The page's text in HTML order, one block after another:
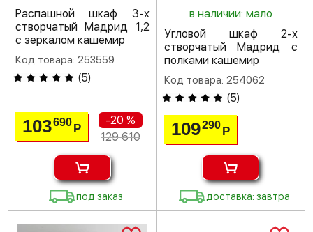
Распашной шкаф 3-х
створчатый Мадрид 1,2
с зеркалом кашемир
Код товара: 253559
(5)
103690Р
-20 %
129 610
под заказ
в наличии: мало
Угловой шкаф 2-х
створчатый Мадрид с
полками кашемир
Код товара: 254062
(5)
109290 Р
доставка: завтра